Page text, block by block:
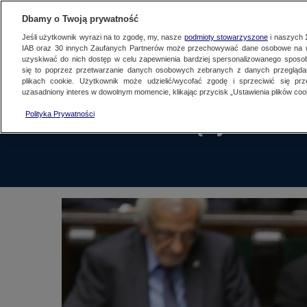
NAJNOWSZE
PiS ocenia rządy PO-PSL
Dbamy o Twoją prywatność
Jeśli użytkownik wyrazi na to zgodę, my, nasze podmioty stowarzyszonei naszych
IAB oraz 30innych Zaufanych Partnerów może przechowywać dane osobowe na
uzyskiwać do nich dostęp w celu zapewnienia bardziej spersonalizowanego
się to poprzez przetwarzanie danych osobowych zebranych z danych
plikach cookie. Użytkownik może udzielić/wycofać zgodę i sprzeciwić się
uzasadniony interes w dowolnym momencie, klikając przycisk „Ustawienia plików
Polityka Prywatności